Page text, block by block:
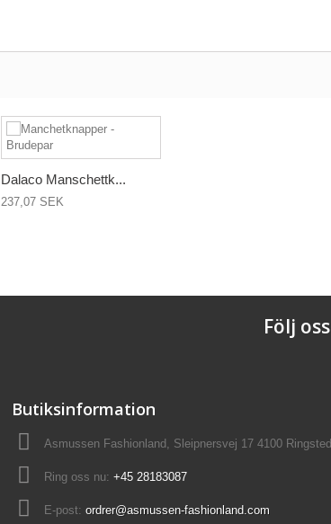
Dalaco Manschettk...
237,07 SEK
Följ oss
Butiksinformation
Asmussen Fashionland, Sleipnersvej 17 4100 Ringsted
Ring oss nu: +45 28183087
E-post: ordrer@asmussen-fashionland.com